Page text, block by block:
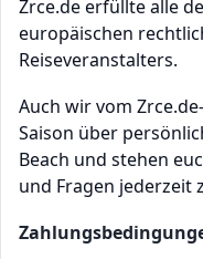
Zrce.de erfüllte alle
europäischen
Reiseveranstalters.
Auch wir vom
Saison über
Beach und stehen
und Fragen jederzeit